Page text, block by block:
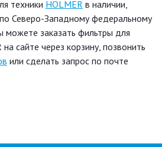
техники HOLMER в наличии,
Северо-Западному федеральному
можете заказать фильтры для
сайте через корзину, позвонить
или сделать запрос по почте